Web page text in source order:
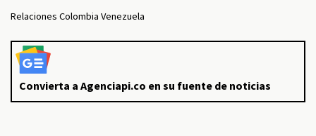
Relaciones Colombia Venezuela
Convierta a Agenciapi.co en su fuente de noticias